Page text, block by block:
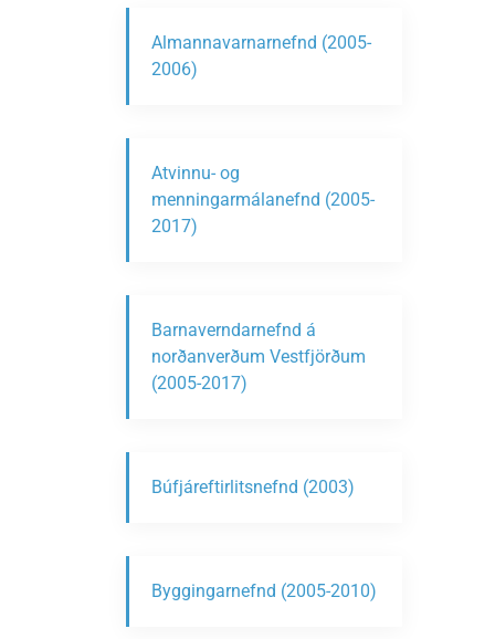
Almannavarnarnefnd (2005-
2006)
Atvinnu- og
menningarmálanefnd (2005-
2017)
Barnaverndarnefnd á
norðanverðum Vestfjörðum
(2005-2017)
Búfjáreftirlitsnefnd (2003)
Byggingarnefnd (2005-2010)